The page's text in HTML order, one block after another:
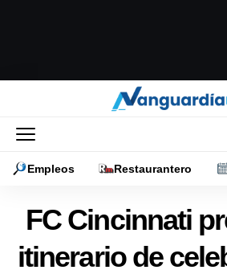
Empleos Restaurantero
FC Cincinnati
itinerario de